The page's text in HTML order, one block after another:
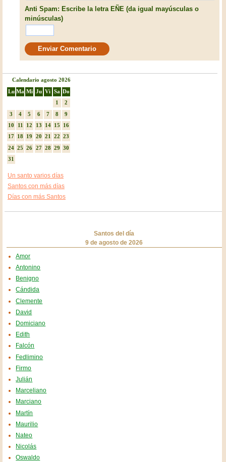
Anti Spam: Escribe la letra EÑE (da igual mayúsculas o
minúsculas)
Calendario agosto 2026
Lu Ma Mi Ju Vi Sa Do
1
2
3
4 5 6 7 8
9
10
11 12 13 14 15
16
17 18 19 20 21 22
23
24 25 26 27 28 29
30
31
Un santo varios días
Santos con más días
Días con más Santos
Santos del día
9 de agosto de 2026
Amor
Antonino
Benigno
Cándida
Clemente
David
Domiciano
Edith
Falcón
Fedlimino
Firmo
Julián
Marceliano
Marciano
Martín
Maurilio
Nateo
Nicolás
Oswaldo